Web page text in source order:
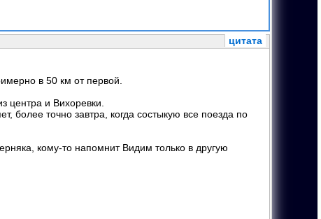
цитата
в 50 км от первой.
центра и Вихоревки.
более точно завтра, когда состыкую все поезда по
кому-то напомнит Видим только в другую